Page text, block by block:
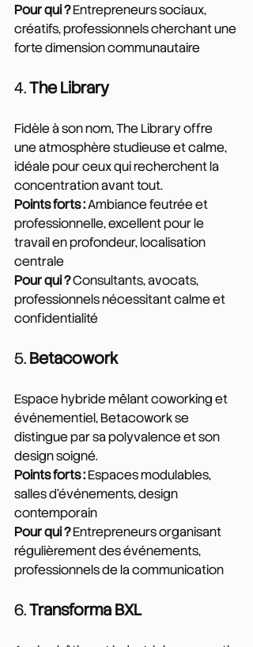
Pour qui ? Entrepreneurs sociaux,
créatifs, professionnels cherchant une
forte dimension communautaire
4. The Library
Fidèle à son nom, The Library offre
une atmosphère studieuse et calme,
idéale pour ceux qui recherchent la
concentration avant tout.
Points forts : Ambiance feutrée et
professionnelle, excellent pour le
travail en profondeur, localisation
centrale
Pour qui ? Consultants, avocats,
professionnels nécessitant calme et
confidentialité
5. Betacowork
Espace hybride mêlant coworking et
événementiel, Betacowork se
distingue par sa polyvalence et son
design soigné.
Points forts : Espaces modulables,
salles d'événements, design
contemporain
Pour qui ? Entrepreneurs organisant
régulièrement des événements,
professionnels de la communication
6. Transforma BXL